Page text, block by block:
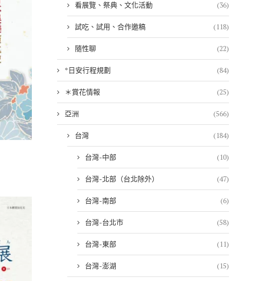
看展覽、祭典、文化活動 (36)
試吃、試用、合作邀稿 (118)
隨性聊 (22)
*日安行程規劃 (84)
＊賞花情報 (25)
亞洲 (566)
台灣 (184)
台灣-中部 (10)
台灣-北部（台北除外） (47)
台灣-南部 (6)
台灣-台北市 (58)
台灣-東部 (11)
台灣-澎湖 (15)